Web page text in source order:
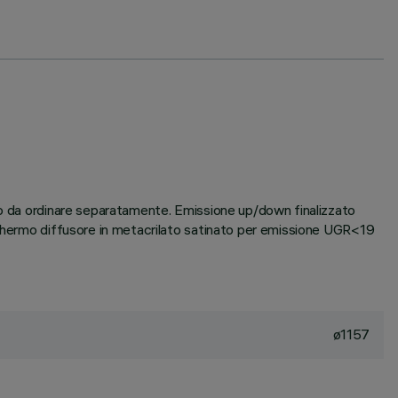
ordinare separatamente. Emissione up/down finalizzato
diffusore in metacrilato satinato per emissione UGR<19
ø1157